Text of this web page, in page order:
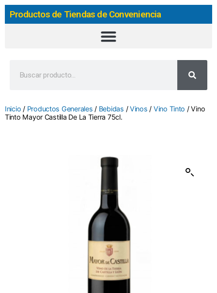
Productos de Tiendas de Conveniencia
Inicio / Productos Generales / Bebidas /Vinos / Vino Tinto / Vino
Tinto Mayor Castilla De La Tierra 75cl.